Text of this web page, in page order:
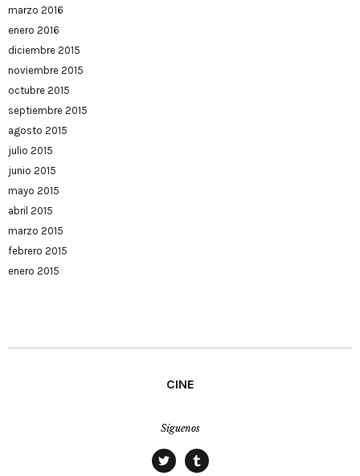
marzo 2016
enero 2016
diciembre 2015
noviembre 2015
octubre 2015
septiembre 2015
agosto 2015
julio 2015
junio 2015
mayo 2015
abril 2015
marzo 2015
febrero 2015
enero 2015
CINE
Síguenos